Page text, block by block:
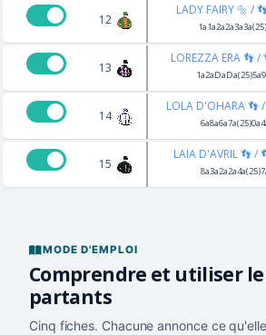
12
LADY FAIRY 🔩 /
13
LOREZZA ERA 👣 /
14
LOLA D'OHARA 👣
15
LAIA D'AVRIL 👣 /
MODE D'EMPLOI
Comprendre et utiliser
partants
Cinq fiches. Chacune annonce ce